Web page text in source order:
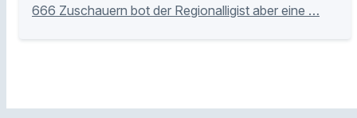
666 Zuschauern bot der Regionalligist aber eine …